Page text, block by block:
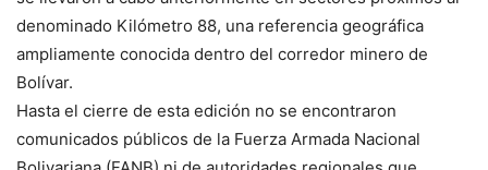
denominado Kilómetro 88, una referencia geográfica
ampliamente conocida dentro del corredor minero de
Bolívar.
Hasta el cierre de esta edición no se encontraron
comunicados públicos de la Fuerza Armada Nacional